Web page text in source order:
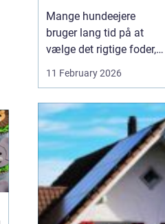
Mange hundeejere
bruger lang tid på at
vælge det rigtige foder,
men selve skålen bliver
ofte en eftertanke. Det er
har...
11 February 2026